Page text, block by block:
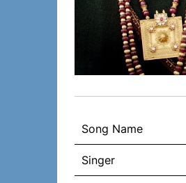
Song Name
Singer